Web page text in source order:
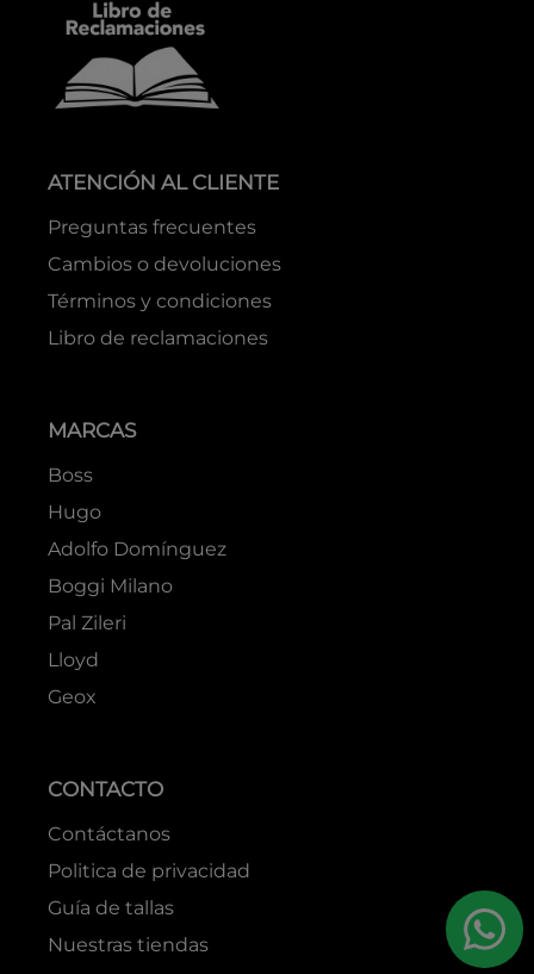
ATENCIÓN AL CLIENTE
Preguntas frecuentes
Cambios o devoluciones
Términos y condiciones
Libro de reclamaciones
MARCAS
Boss
Hugo
Adolfo Domínguez
Boggi Milano
Pal Zileri
Lloyd
Geox
CONTACTO
Contáctanos
Politica de privacidad
Guía de tallas
Nuestras tiendas